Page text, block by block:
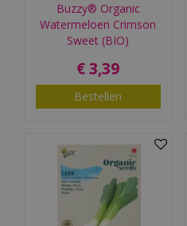
Buzzy® Organic
Watermeloen Crimson
Sweet (BIO)
€ 3,39
Bestellen